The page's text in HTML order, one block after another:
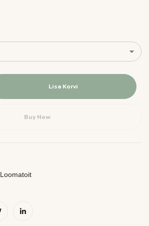
Lisa Korvi
Buy Now
Loomatoit